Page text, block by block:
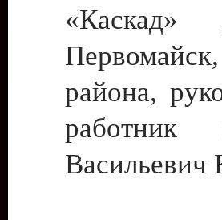
района,
работник
Васильевич